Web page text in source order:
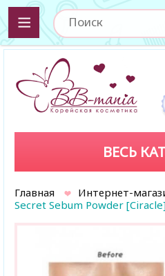
ВЕСЬ
Главная Интернет-
Secret Sebum Powder